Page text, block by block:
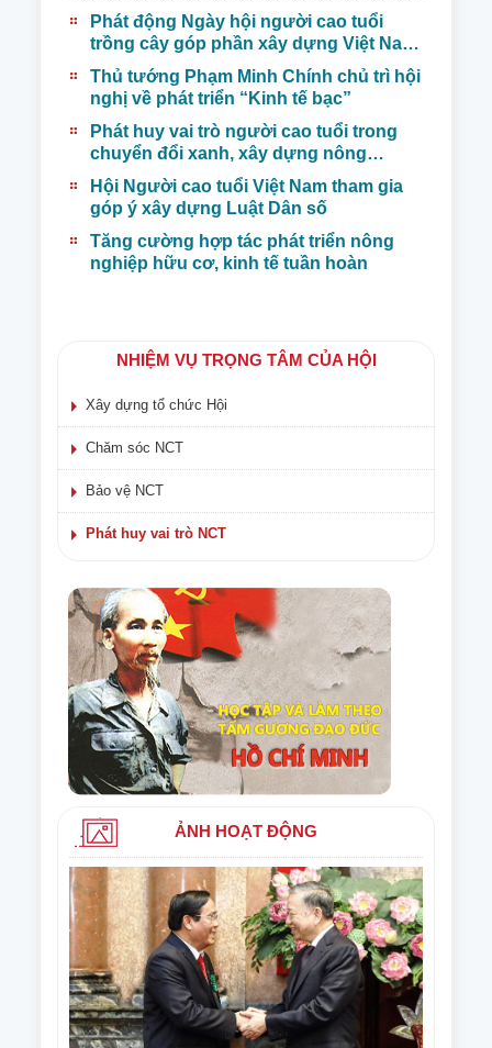
Phát động Ngày hội người cao tuổi
trồng cây góp phần xây dựng Việt Nam
xanh, bền vững
Thủ tướng Phạm Minh Chính chủ trì hội
nghị về phát triển “Kinh tế bạc”
Phát huy vai trò người cao tuổi trong
chuyển đổi xanh, xây dựng nông
nghiệp bền vững
Hội Người cao tuổi Việt Nam tham gia
góp ý xây dựng Luật Dân số
Tăng cường hợp tác phát triển nông
nghiệp hữu cơ, kinh tế tuần hoàn
NHIỆM VỤ TRỌNG TÂM CỦA HỘI
Xây dựng tổ chức Hội
Chăm sóc NCT
Bảo vệ NCT
Phát huy vai trò NCT
ẢNH HOẠT ĐỘNG